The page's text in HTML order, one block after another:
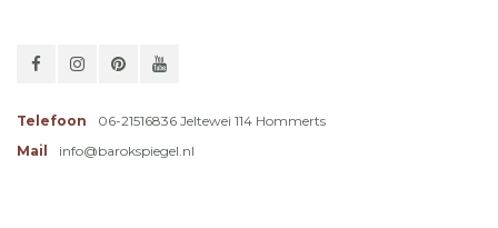
Telefoon
06-21516836 Jeltewei 114 Hommerts
Mail
info@barokspiegel.nl